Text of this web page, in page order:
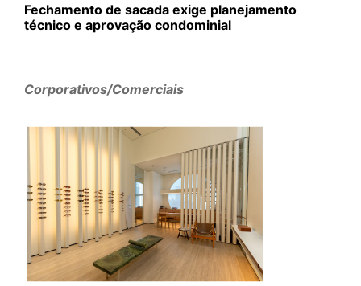
Fechamento de sacada exige planejamento
técnico e aprovação condominial
Corporativos/Comerciais